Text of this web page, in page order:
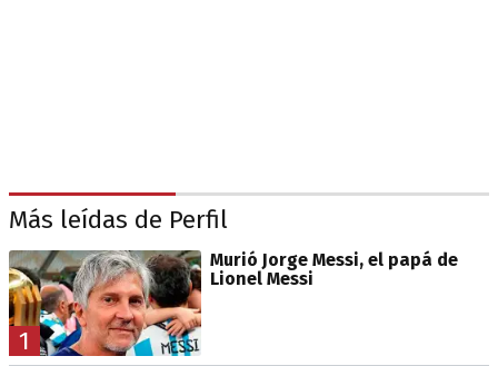
Más leídas de Perfil
1
Murió Jorge Messi, el papá de
Lionel Messi